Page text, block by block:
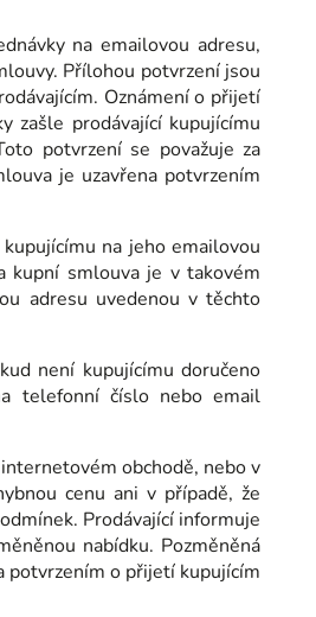
na emailovou adresu,
Přílohou potvrzení jsou
Oznámení o přijetí
zašle prodávající kupujícímu
potvrzení se považuje za
je uzavřena potvrzením
na jeho emailovou
kupní smlouva je v takovém
adresu uvedenou v těchto
není kupujícímu doručeno
telefonní číslo nebo email
obchodě, nebo v
cenu ani v případě, že
Prodávající informuje
nabídku. Pozměněná
potvrzením o přijetí kupujícím